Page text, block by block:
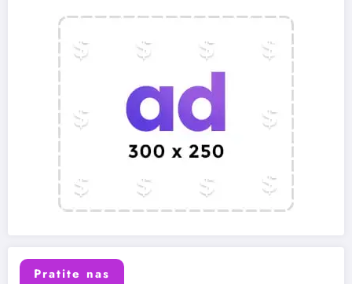
Pratite nas